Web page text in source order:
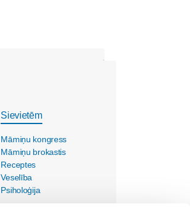
Sievietēm
Māmiņu kongress
Māmiņu brokastis
Receptes
Veselība
Psiholoģija